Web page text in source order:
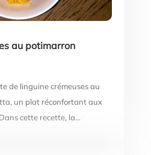
au potimarron
de linguine crémeuses au
un plat réconfortant aux
cette recette, la...